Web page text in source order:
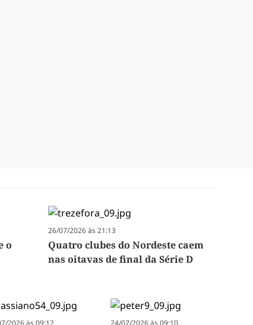
o
26/07/2026 às 21:13
Quatro clubes do Nordeste caem
nas oitavas de final da Série D